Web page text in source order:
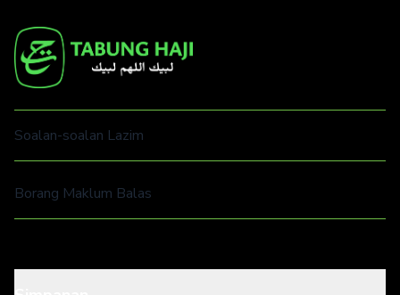
Soalan-soalan Lazim
Borang Maklum Balas